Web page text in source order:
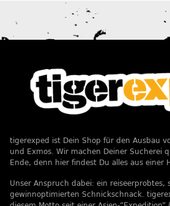
tigerexped ist Dein Shop für den Ausbau
und Exmos. Wir machen Deiner Sucherei
Ende, denn hier findest Du alles aus einer
Unser Anspruch dabei: ein reiseerprobtes,
gewinnoptimierten Schnickschnack.